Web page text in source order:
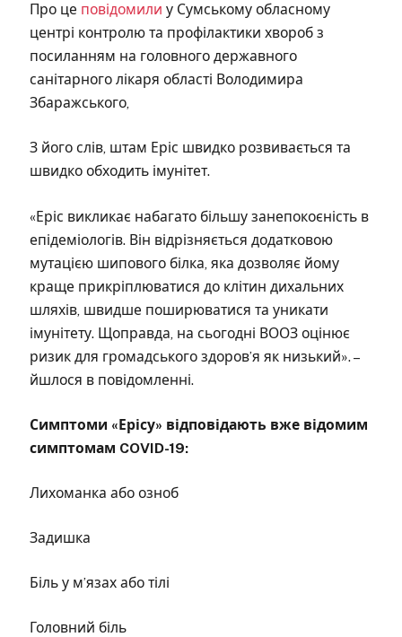
Про це повідомили у Сумському обласному
центрі контролю та профілактики хвороб з
посиланням на головного державного
санітарного лікаря області Володимира
Збаражського,
З його слів, штам Еріс швидко розвивається та
швидко обходить імунітет.
«Еріс викликає набагато більшу занепокоєність в
епідеміологів. Він відрізняється додатковою
мутацією шипового білка, яка дозволяє йому
краще прикріплюватися до клітин дихальних
шляхів, швидше поширюватися та уникати
імунітету. Щоправда, на сьогодні ВООЗ оцінює
ризик для громадського здоров’я як низький». –
йшлося в повідомленні.
Симптоми «Ерісу» відповідають вже відомим
симптомам COVID-19:
Лихоманка або озноб
Задишка
Біль у м’язах або тілі
Головний біль